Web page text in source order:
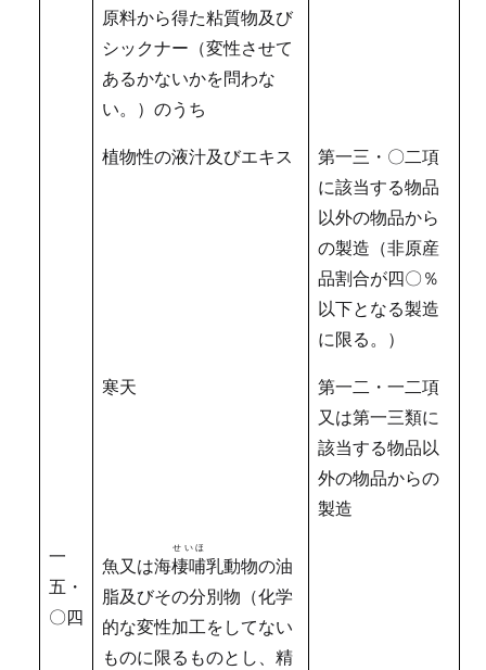
原料から得た粘質物及び
シックナー（変性させて
あるかないかを問わな
い。）のうち
植物性の液汁及びエキス
第一三・〇二項
に該当する物品
以外の物品から
の製造（非原産
品割合が四〇％
以下となる製造
に限る。）
寒天
第一二・一二項
又は第一三類に
該当する物品以
外の物品からの
製造
一
五・
〇四
魚又は海棲哺
せいほ
乳動物の油
脂及びその分別物（化学
的な変性加工をしてない
ものに限るものとし、精